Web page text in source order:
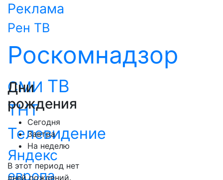
Реклама
Рен ТВ
Роскомнадзор
СМИ ТВ
ТНТ
Телевидение
Яндекс
европа
Дни
рождения
Сегодня
Завтра
На неделю
В этот период нет
дней рождений.